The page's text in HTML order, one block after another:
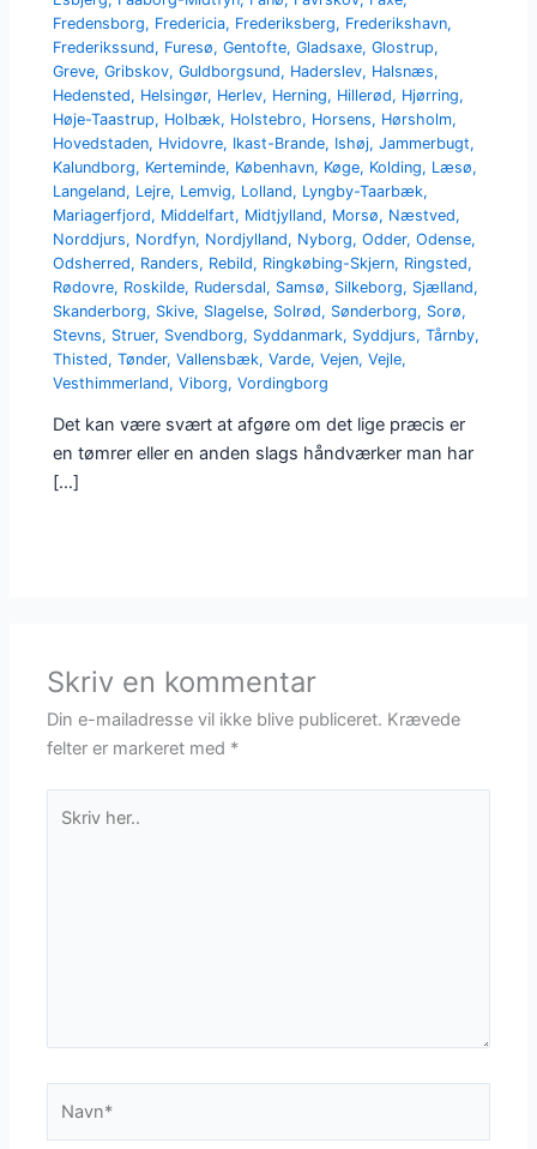
Fredensborg, Fredericia, Frederiksberg, Frederikshavn,
Frederikssund, Furesø,Gentofte,Gladsaxe,Glostrup,
Greve,Gribskov,Guldborgsund, Haderslev, Halsnæs,
Hedensted, Helsingør, Herlev, Herning, Hillerød, Hjørring,
Høje-Taastrup, Holbæk, Holstebro, Horsens, Hørsholm,
Hovedstaden, Hvidovre, Ikast-Brande, Ishøj,Jammerbugt,
Kalundborg, Kerteminde, København, Køge, Kolding, Læsø,
Langeland, Lejre, Lemvig, Lolland, Lyngby-Taarbæk,
Mariagerfjord, Middelfart, Midtjylland, Morsø, Næstved,
Norddjurs, Nordfyn, Nordjylland, Nyborg,Odder,Odense,
Odsherred, Randers, Rebild, Ringkøbing-Skjern, Ringsted,
Rødovre, Roskilde, Rudersdal, Samsø, Silkeborg, Sjælland,
Skanderborg, Skive, Slagelse, Solrød, Sønderborg, Sorø,
Stevns, Struer, Svendborg, Syddanmark, Syddjurs,Tårnby,
Thisted,Tønder,Vallensbæk,Varde,Vejen,Vejle,
Vesthimmerland,Viborg,Vordingborg
Det kan være svært at afgøre om det lige præcis er
en tømrer eller en anden slags håndværker man har
[…]
Skriv en kommentar
Din e-mailadresse vil ikke blive publiceret. Krævede
felter er markeret med *
her..